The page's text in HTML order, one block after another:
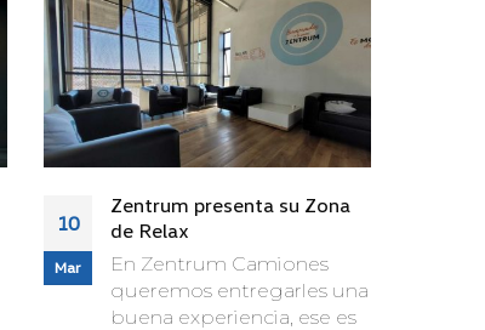
10
Mar
Zentrum presenta su Zona
de Relax
En Zentrum Camiones
queremos entregarles una
buena experiencia, ese es